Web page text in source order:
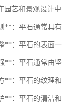
园艺和景观设计
**：平石通常具
**：平石的表面
**：平石通常由
**：平石的纹理
**：平石的清洁